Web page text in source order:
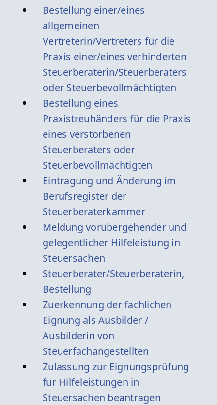
Bestellung einer/eines
allgemeinen
Vertreterin/Vertreters für die
Praxis einer/eines verhinderten
Steuerberaterin/Steuerberaters
oder Steuerbevollmächtigten
Bestellung eines
Praxistreuhänders für die Praxis
eines verstorbenen
Steuerberaters oder
Steuerbevollmächtigten
Eintragung und Änderung im
Berufsregister der
Steuerberaterkammer
Meldung vorübergehender und
gelegentlicher Hilfeleistung in
Steuersachen
Steuerberater/Steuerberaterin,
Bestellung
Zuerkennung der fachlichen
Eignung als Ausbilder /
Ausbilderin von
Steuerfachangestellten
Zulassung zur Eignungsprüfung
für Hilfeleistungen in
Steuersachen beantragen